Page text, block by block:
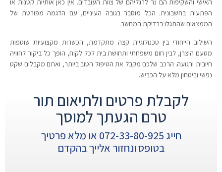
האישי והשקיפות הם נר לרגליהם של צוות העובדים. אין כאן אותיות קטנות או
הפתעות בחשבונית. הכל מוסבר בגובה העיניים, עם הדגמה מפורטת של
הממצאים שהתגלו בבדיקת המחשב.
השילוב הייחודי בין טכנולוגיית קצה מתקדמת, הכשרות מקצועיות שוטפות
מטעם היצרן, לבין חום משפחתי ותחושת בית לכל לקוח, הופך כל ביקור לחוויה
חיובית ורגועה. הרכב שלכם מקבל את הטיפול הטוב ביותר, ואתם מקבלים שקט
נפשי וביטחון מלא על הכביש.
לקבלת פרטים ולתיאום תור
טרם הגעתך למוסך
חייג 072-33-80-925 או מלא פרטיך
בטופס ונחזור אלייך בהקדם